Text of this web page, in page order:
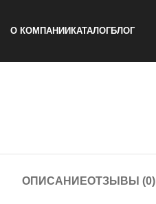
О КОМПАНИИ КАТАЛОГБЛОГ
ОПИСАНИЕОТЗЫВЫ (0)